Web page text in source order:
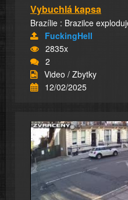
Vybuchlá kapsa
Brazílie : Brazilce
FuckingHell
2835x
2
Video / Zbytky
12/02/2025